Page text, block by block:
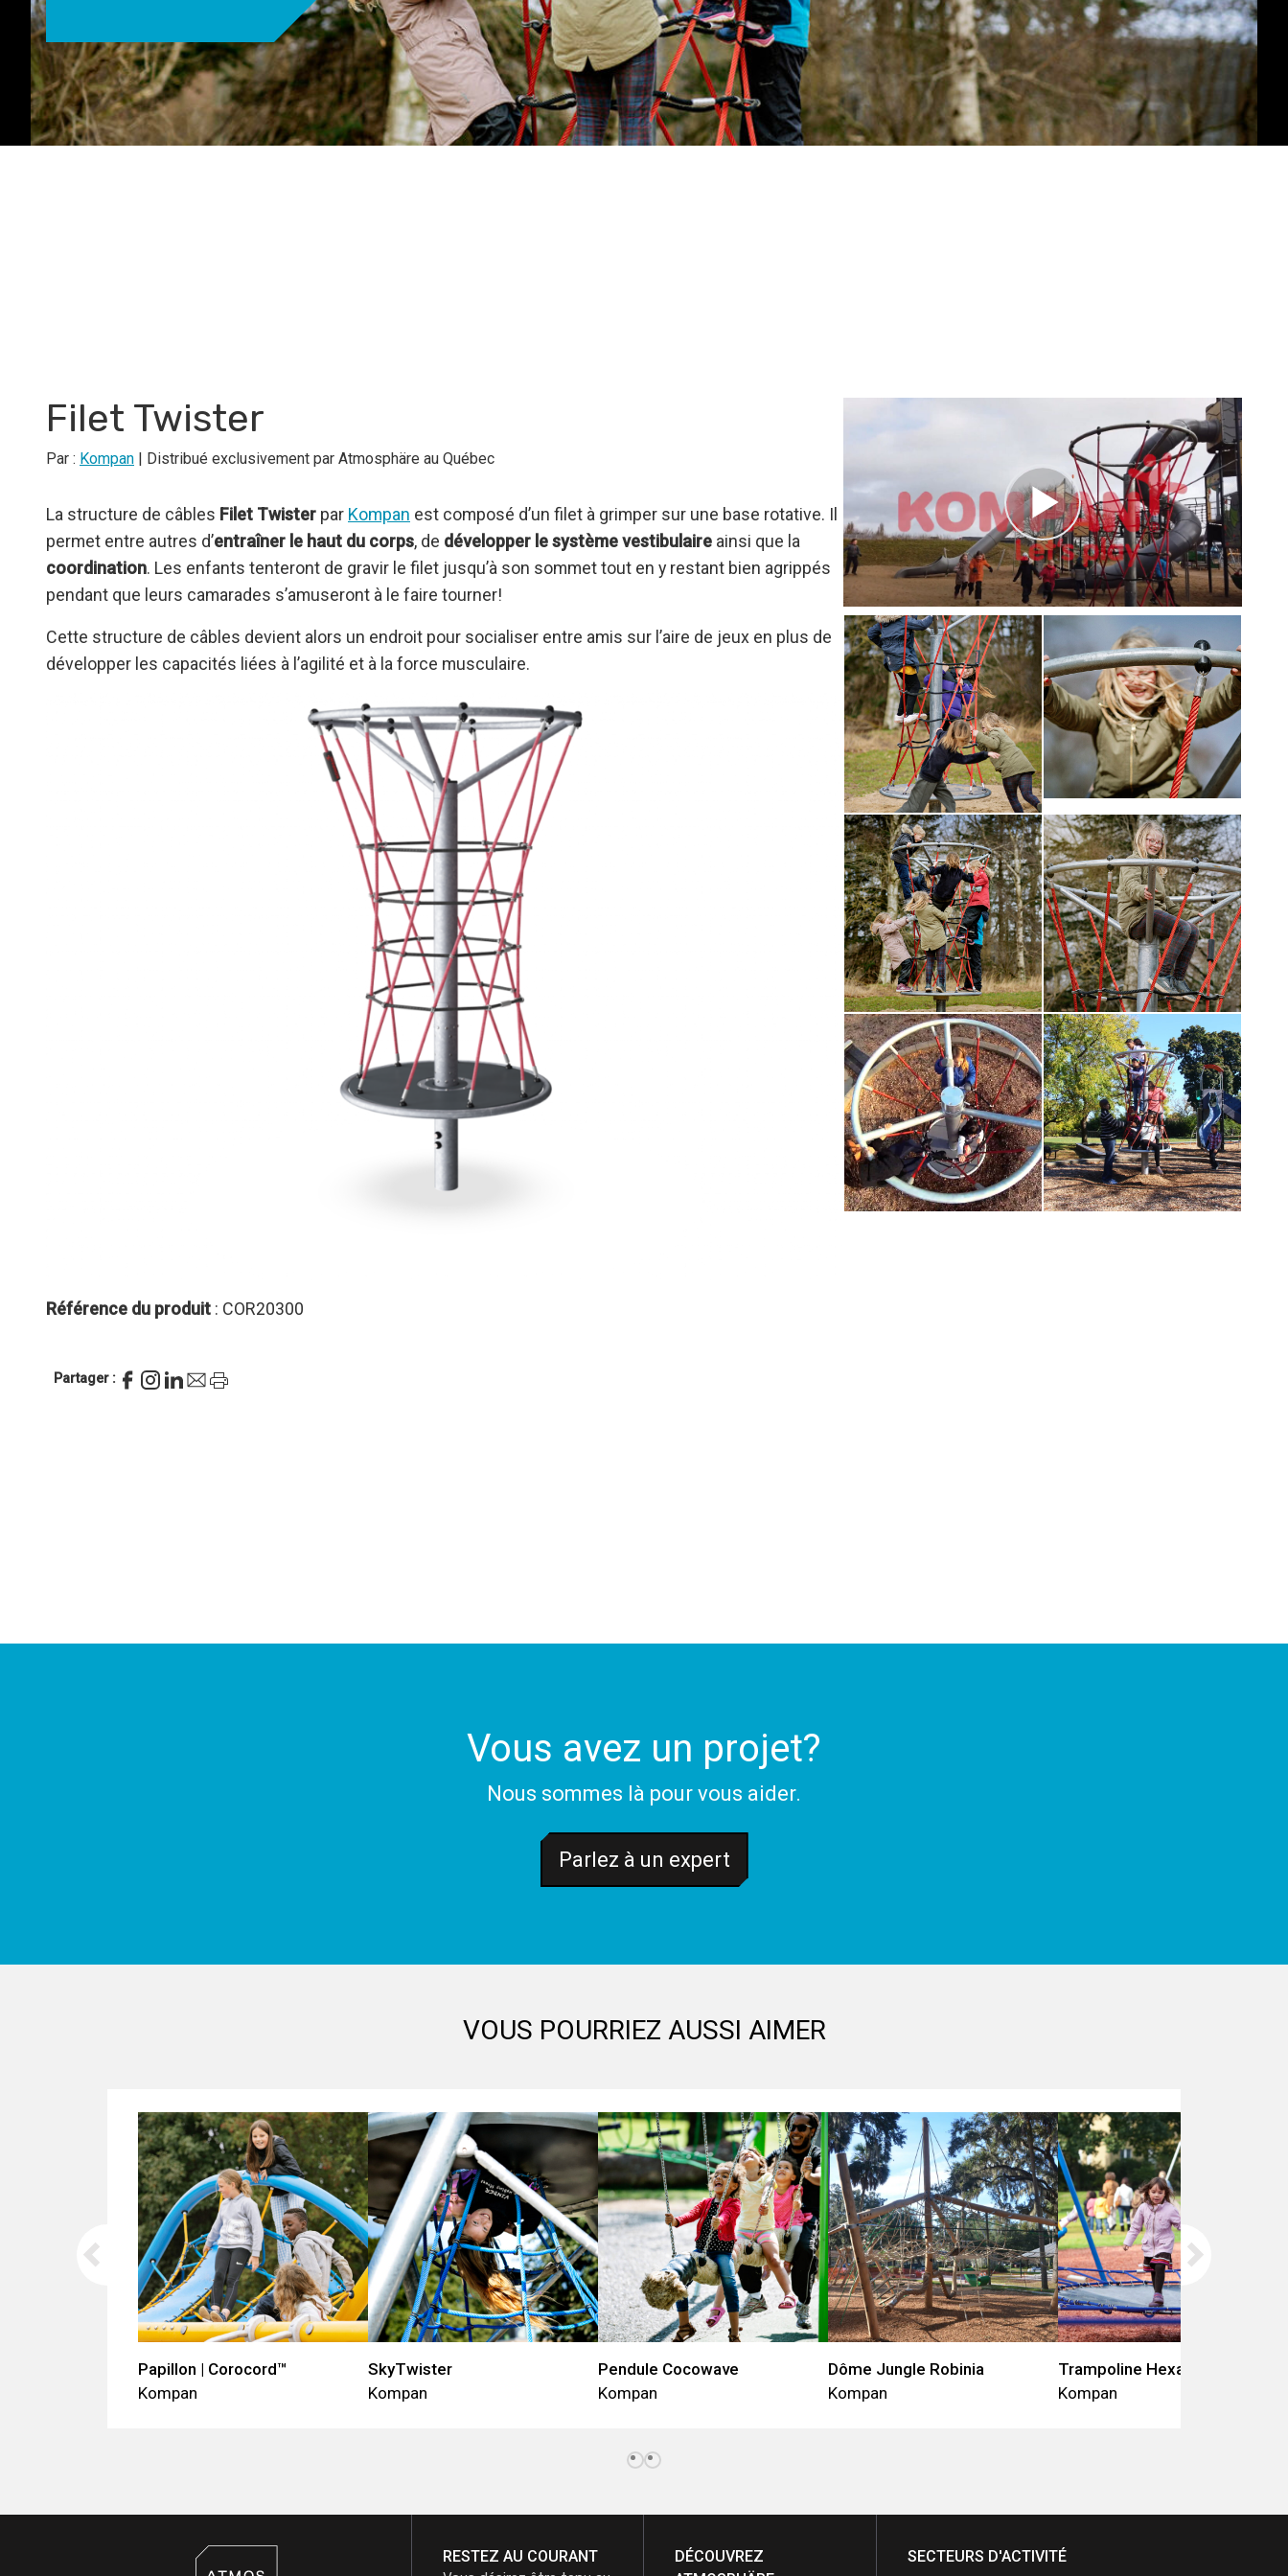
Filet Twister
Par : Kompan | Distribué exclusivement par Atmosphäre au Québec
La structure de câbles Filet Twister par Kompan est composé d’un filet à grimper sur une base rotative. Il
permet entre autres d’entraîner le haut du corps, de développer le système vestibulaire ainsi que la
coordination. Les enfants tenteront de gravir le filet jusqu’à son sommet tout en y restant bien agrippés
pendant que leurs camarades s’amuseront à le faire tourner!
Cette structure de câbles devient alors un endroit pour socialiser entre amis sur l’aire de jeux en plus de
développer les capacités liées à l’agilité et à la force musculaire.
Référence du produit : COR20300
Partager :
Vous avez un projet?
Nous sommes là pour vous aider.
Parlez à un expert
VOUS POURRIEZ AUSSI AIMER
Papillon | Corocord™
Kompan
SkyTwister
Kompan
Pendule Cocowave
Kompan
Dôme Jungle Robinia
Kompan
Trampoline Hexagonale
Kompan
RESTEZ AU COURANT
DÉCOUVREZ
SECTEURS D'ACTIVITÉ